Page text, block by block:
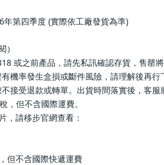
第四季度 (實際依工廠發貨為準)
或之前產品，請先私訊確認存貨，售罄將
機率發生盒損或斷件風險，請理解後再行
接受退款或轉單。出貨時間落實後，客服
，但不含國際運費。
，請移步官網查看：
但不含國際快遞運費